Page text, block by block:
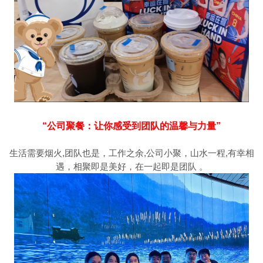
“公司聚餐：让你感受到团队的温馨与力量”
生活需要烟火,团队也是，工作之余,公司小聚，山水一程,有幸相
遇，相聚即是美好，在一起即是团队 。